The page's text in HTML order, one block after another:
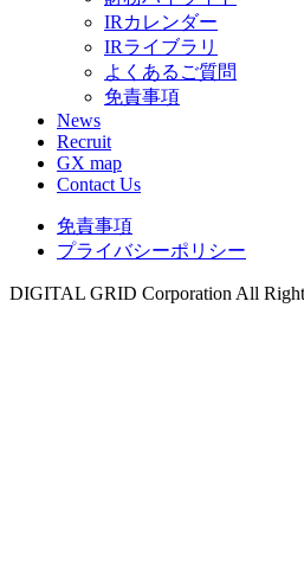
IRカレンダー
IRライブラリ
よくあるご質問
免責事項
News
Recruit
GX map
Contact Us
免責事項
プライバシーポリシー
DIGITAL GRID Corporation All